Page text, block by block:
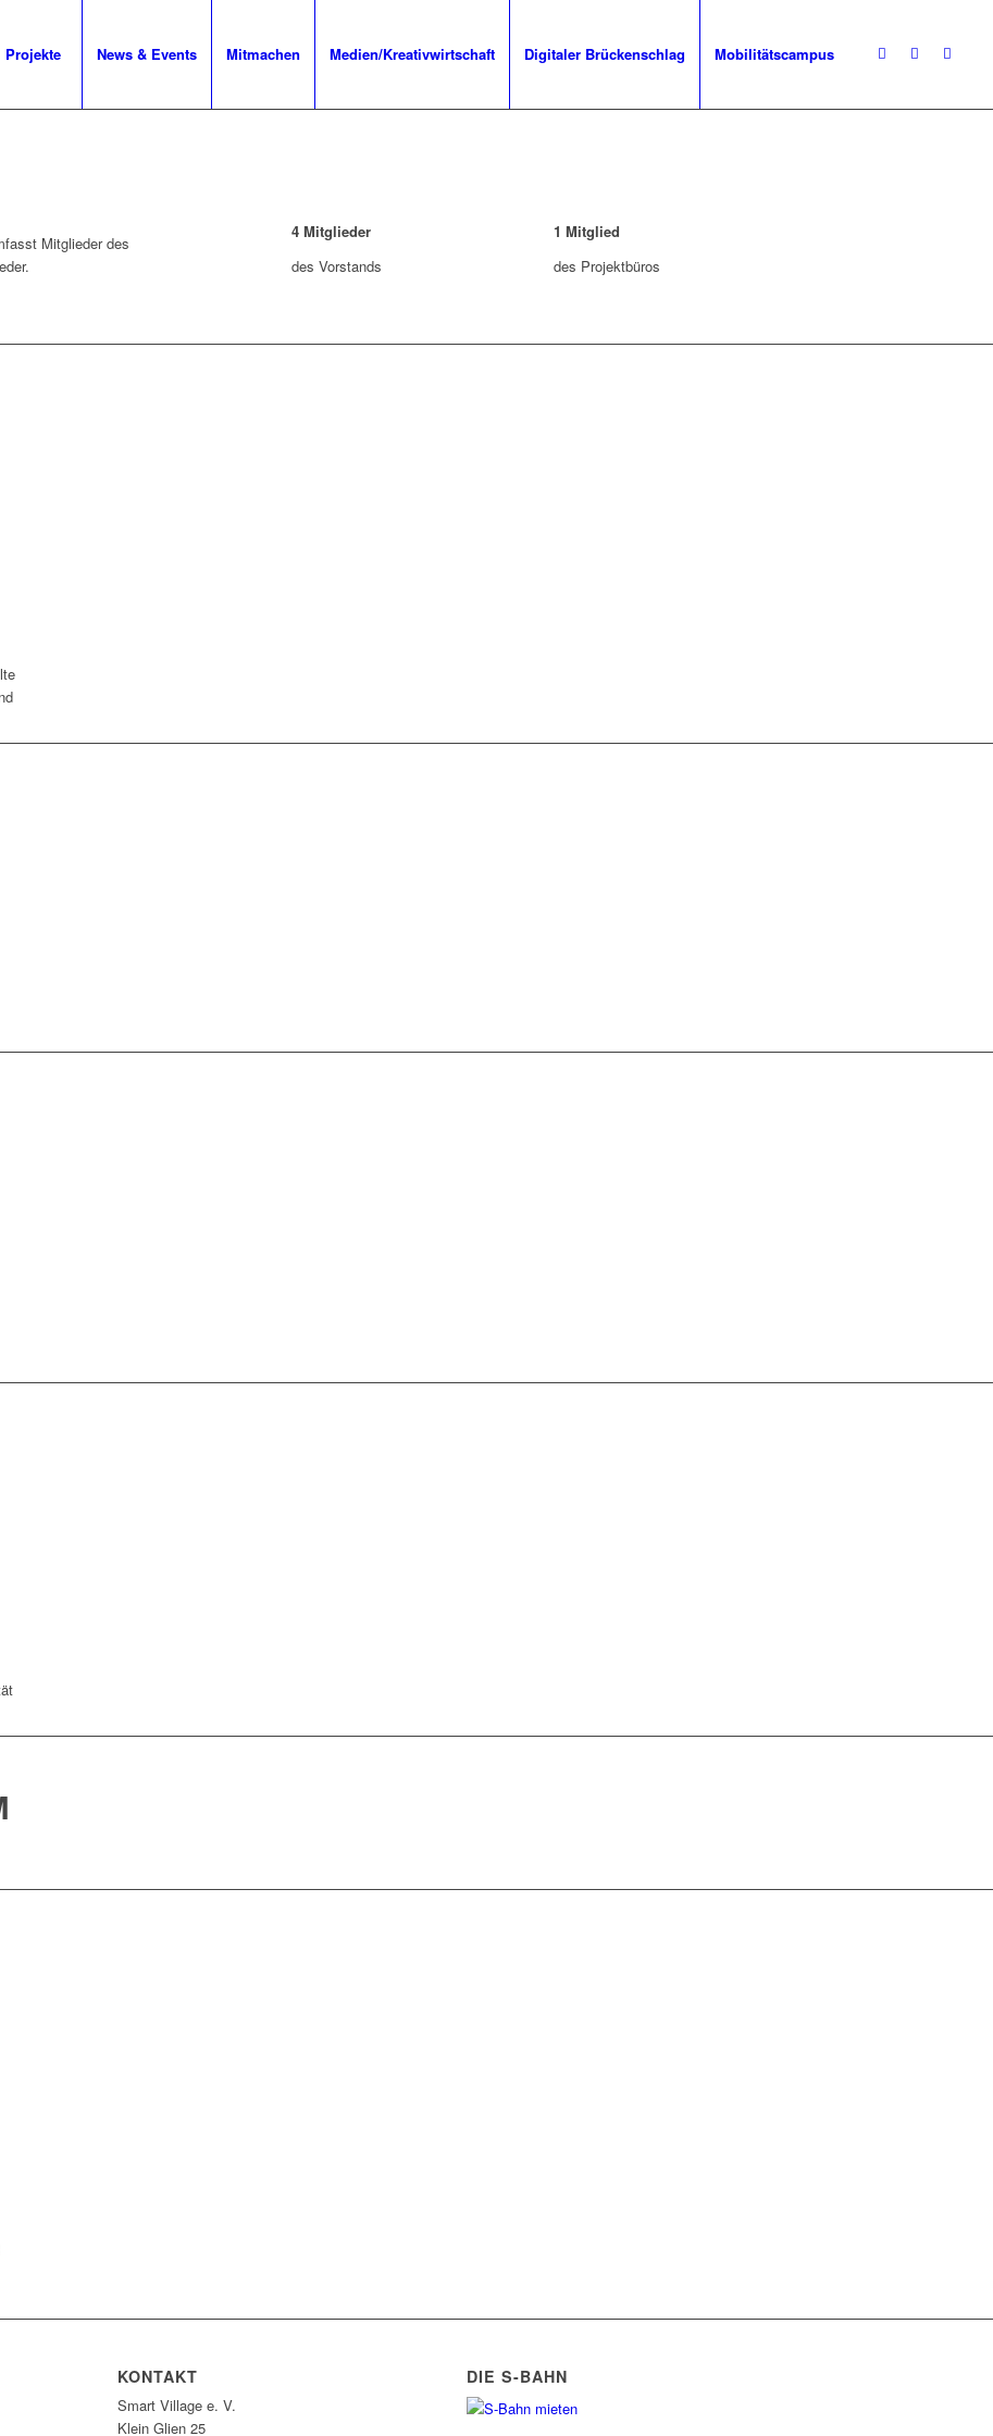
Projekte News & Events Mitmachen Medien/Kreativwirtschaft Digitaler Brückenschlag Mobilitätscampus
Mitglieder des
4 Mitglieder
des Vorstands
1 Mitglied
des Projektbüros
KONTAKT
Smart Village e. V.
Klein Glien 25
DIE S-BAHN